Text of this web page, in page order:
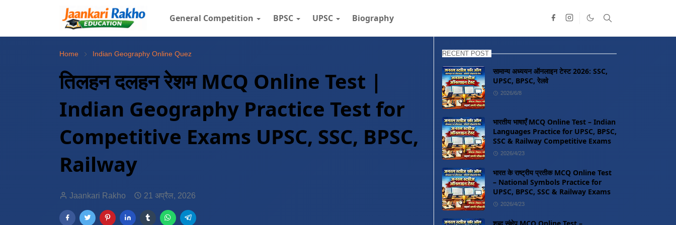
General Competition BPSC UPSC Biography
Home Indian Geography Online Quez
तिलहन दलहन रेशम MCQ Online Test |
Indian Geography Practice Test for
Competitive Exams UPSC, SSC, BPSC,
Railway
Jaankari Rakho 21 अप्रैल, 2026
RECENT POST
सामान्य अध्ययन ऑनलाइन टेस्ट 2026: SSC,
UPSC, BPSC, रेलवे
2026/6/8
भारतीय भाषाएँ MCQ Online Test – Indian
Languages Practice for UPSC, BPSC,
SSC & Railway Competitive Exams
2026/4/23
भारत के राष्ट्रीय प्रतीक MCQ Online Test
– National Symbols Practice for
UPSC, BPSC, SSC & Railway Exams
2026/4/23